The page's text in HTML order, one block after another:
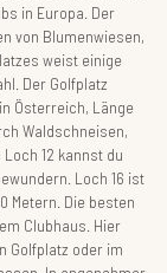
in Europa. Der
von Blumenwiesen,
weist einige
Der Golfplatz
Österreich, Länge
Waldschneisen,
12 kannst du
Loch 16 ist
Metern. Die besten
Clubhaus. Hier
Golfplatz oder im